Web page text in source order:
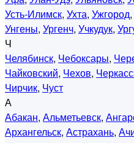
Усть-Илимск, Ухта, Ужгород,
Унгены, Ургенч, Учкудук,
Ч
Челябинск, Чебоксары,
Чайковский, Чехов,
Чирчик, Чуст
А
Абакан, Альметьевск,
Архангельск, Астрахань,